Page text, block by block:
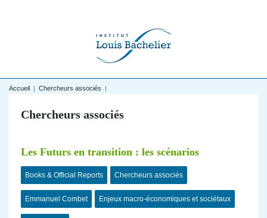
Accueil | Chercheurs associés |
Chercheurs associés
Les Futurs en transition : les scénarios
Books & Official Reports Chercheurs associés
Emmanuel Combet Enjeux macro-économiques et sociétaux